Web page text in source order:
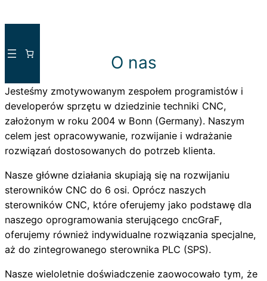
treści
O nas
Jesteśmy zmotywowanym zespołem programistów i
developerów sprzętu w dziedzinie techniki CNC,
założonym w roku 2004 w Bonn (Germany). Naszym
celem jest opracowywanie, rozwijanie i wdrażanie
rozwiązań dostosowanych do potrzeb klienta.
Nasze główne działania skupiają się na rozwijaniu
sterowników CNC do 6 osi. Oprócz naszych
sterowników CNC, które oferujemy jako podstawę dla
naszego oprogramowania sterującego cncGraF,
oferujemy również indywidualne rozwiązania specjalne,
aż do zintegrowanego sterownika PLC (SPS).
Nasze wieloletnie doświadczenie zaowocowało tym, że